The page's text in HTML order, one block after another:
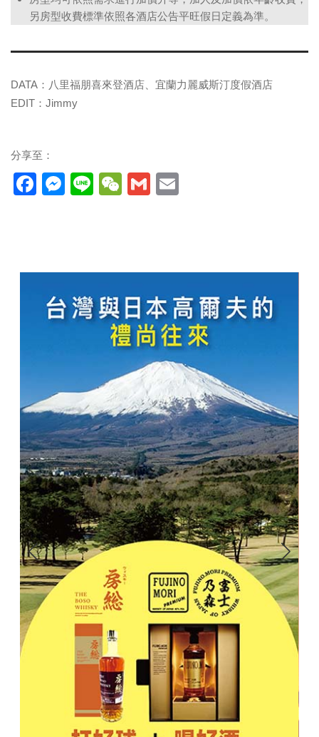
另房型收費標準依照各酒店公告平旺假日定義為準。
DATA：八里福朋喜來登酒店、宜蘭力麗威斯汀度假酒店
EDIT：Jimmy
分享至：
Facebook
Messenger
LineWeChat
Gmail